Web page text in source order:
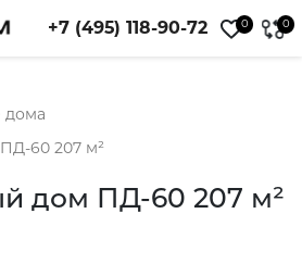
+7 (495) 118-90-72 0 0
дома
60 207 м²
дом ПД-60 207 м²